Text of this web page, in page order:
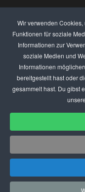
Wir verwenden
Funktionen für soziale
Informationen zur
soziale Medien und
Informationen
bereitgestellt hast oder
gesammelt hast. Du gibst
DEIN